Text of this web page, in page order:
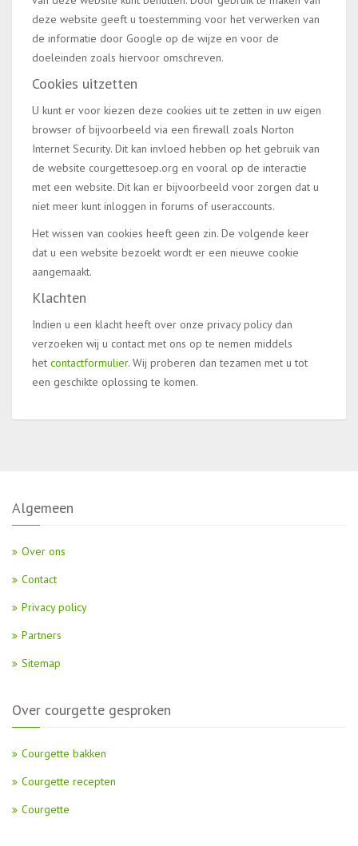
deze website geeft u toestemming voor het verwerken van
de informatie door Google op de wijze en voor de
doeleinden zoals hiervoor omschreven.
Cookies uitzetten
U kunt er voor kiezen deze cookies uit te zetten in uw eigen
browser of bijvoorbeeld via een firewall zoals Norton
Internet Security. Dit kan invloed hebben op het gebruik van
de website courgettesoep.org en vooral op de interactie
met een website. Dit kan er bijvoorbeeld voor zorgen dat u
niet meer kunt inloggen in forums of useraccounts.
Het wissen van cookies heeft geen zin. De volgende keer
dat u een website bezoekt wordt er een nieuwe cookie
aangemaakt.
Klachten
Indien u een klacht heeft over onze privacy policy dan
verzoeken wij u contact met ons op te nemen middels
het contactformulier. Wij proberen dan tezamen met u tot
een geschikte oplossing te komen.
Algemeen
Over ons
Contact
Privacy policy
Partners
Sitemap
Over courgette gesproken
Courgette bakken
Courgette recepten
Courgette